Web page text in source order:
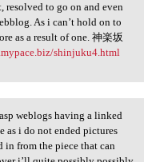
resolved
resolved to go on and even
As i can’t hold on to
as a result of one. 神楽坂
shinjuku4.html
weblogs
weblogs having a linked
as i do not ended pictures
in from the piece that can